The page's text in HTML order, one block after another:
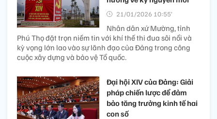
21/01/2026 10:55’
Nhân dân xứ Mường, tỉnh
Phú Thọ đặt trọn niềm tin với khí thế thi đua sôi nổi và
kỳ vọng lớn lao vào sự lãnh đạo của Đảng trong công
cuộc xây dựng và bảo vệ Tổ quốc.
Đại hội XIV của Đảng: Giải
pháp chiến lược để đảm
bảo tăng trưởng kinh tế hai
con số